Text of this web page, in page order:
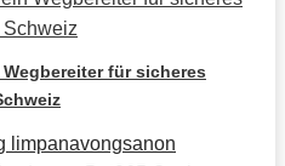
für sicheres
limpanavongsanon